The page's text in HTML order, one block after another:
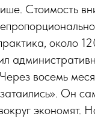
Стоимость
около
восемь
Он
экономят.